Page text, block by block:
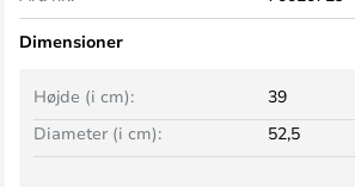
Dimensioner
Højde (i cm):
39
Diameter (i cm):
52,5